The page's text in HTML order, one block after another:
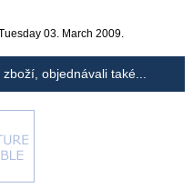
03. March 2009.
objednávali také...